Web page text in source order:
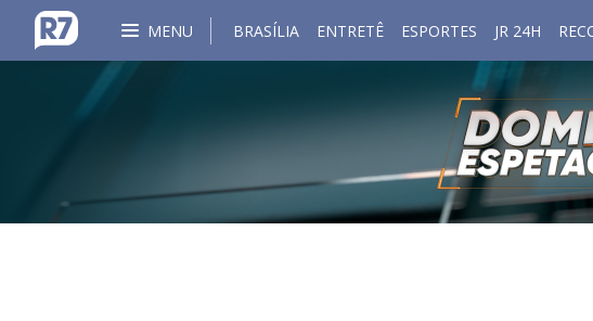
MENU BRASÍLIA ENTRETÊ ESPORTES JR 24H